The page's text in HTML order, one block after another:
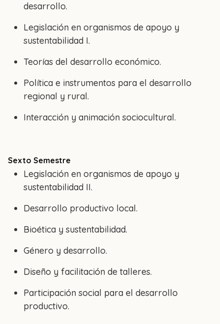
desarrollo.
Legislación en organismos de apoyo y
sustentabilidad I.
Teorías del desarrollo económico.
Política e instrumentos para el desarrollo
regional y rural.
Interacción y animación sociocultural.
Sexto Semestre
Legislación en organismos de apoyo y
sustentabilidad II.
Desarrollo productivo local.
Bioética y sustentabilidad.
Género y desarrollo.
Diseño y facilitación de talleres.
Participación social para el desarrollo
productivo.